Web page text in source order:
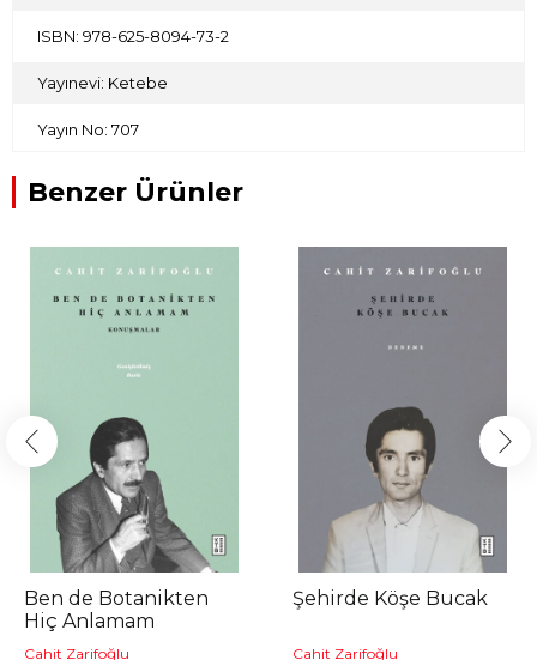
ISBN: 978-625-8094-73-2
Yayınevi: Ketebe
Yayın No: 707
Benzer Ürünler
Ben de Botanikten
Hiç Anlamam
Cahit Zarifoğlu
Şehirde Köşe Bucak
Cahit Zarifoğlu